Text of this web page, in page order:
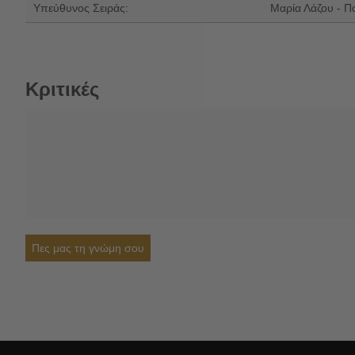
Υπεύθυνος Σειράς: Μαρία Λάζου -
Κριτικές
Πες μας τη γνώμη σου